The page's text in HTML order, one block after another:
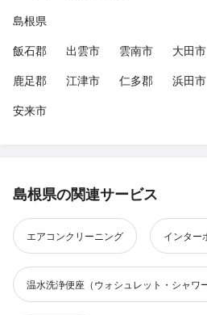
島根県
飯石郡
出雲市 雲南市 大田市
鹿足郡
江津市 仁多郡 浜田市
安来市
島根県の関連サービス
エアコンクリーニング インター
温水洗浄便座（ウォシュレット・シャワ